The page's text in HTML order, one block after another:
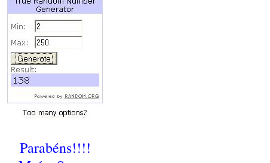
Parabéns!!!!